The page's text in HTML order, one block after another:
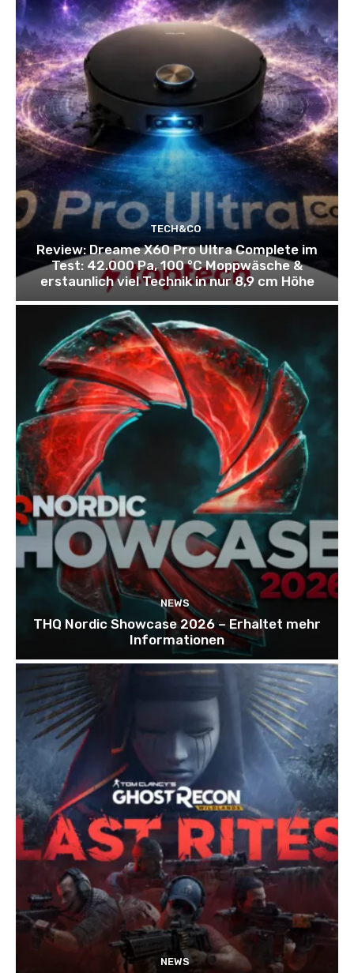
TECH&CO
Review: Dreame X60 Pro Ultra Complete im
Test: 42.000 Pa, 100 °C Moppwäsche &
erstaunlich viel Technik in nur 8,9 cm Höhe
NEWS
THQ Nordic Showcase 2026 – Erhaltet mehr
Informationen
NEWS